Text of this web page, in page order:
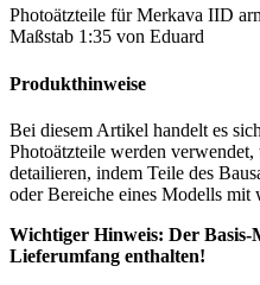
Photoätzteile für Merkava IID
Maßstab 1:35 von Eduard
Produkthinweise
Bei diesem Artikel handelt es
Photoätzteile werden
detailieren, indem Teile des
oder Bereiche eines Modells mit
Wichtiger Hinweis: Der Basis-
Lieferumfang enthalten!